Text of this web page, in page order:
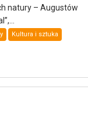
natury – Augustów
Kultura i sztuka